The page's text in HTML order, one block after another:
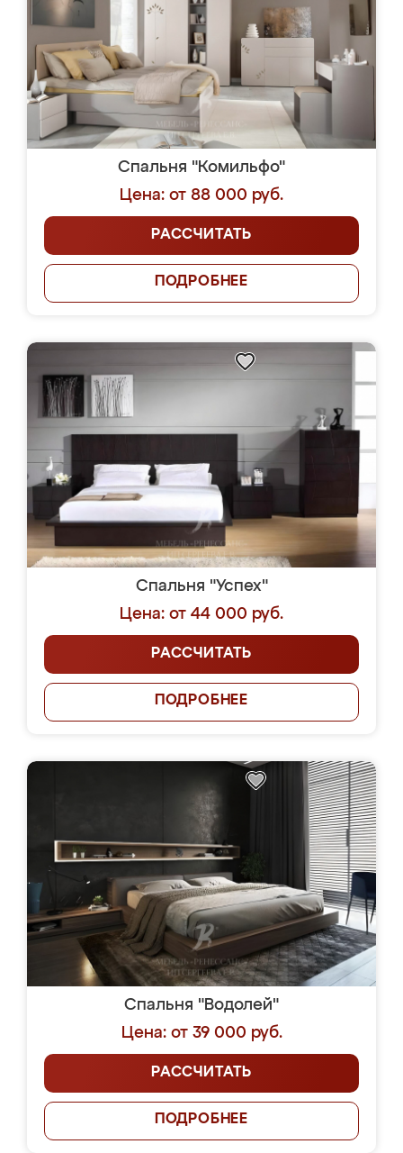
Спальня "Комильфо"
Цена: от 88 000 руб.
РАССЧИТАТЬ
ПОДРОБНЕЕ
Спальня "Успех"
Цена: от 44 000 руб.
РАССЧИТАТЬ
ПОДРОБНЕЕ
Спальня "Водолей"
Цена: от 39 000 руб.
РАССЧИТАТЬ
ПОДРОБНЕЕ